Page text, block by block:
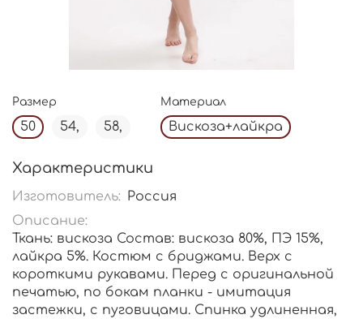
Размер
50 54, 58,
Материал
Вискоза+лайкра
Характеристики
Изготовитель: Россия
Описание:
Ткань: вискоза Состав: вискоза 80%, ПЭ 15%,
лайкра 5%. Костюм с бриджами. Верх с
короткими рукавами. Перед с оригинальной
печатью, по бокам планки - имитация
застежки, с пуговицами. Спинка удлиненная,